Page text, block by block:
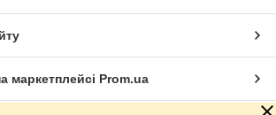
маркетплейсі Prom.ua